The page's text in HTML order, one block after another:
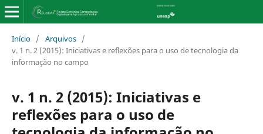
Início / Arquivos /
v. 1 n. 2 (2015): Iniciativas e reflexões para o uso de tecnologia da
informação no campo
v. 1 n. 2 (2015): Iniciativas e
reflexões para o uso de